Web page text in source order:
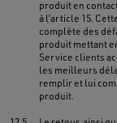
produit en
à l’article 15.
complète des
produit mettant
Service clients
les meilleurs
remplir et lui
produit.